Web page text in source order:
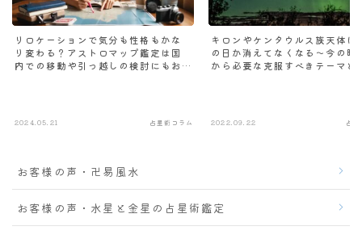
リロケーションで気分も性格もかな
り変わる？アストロマップ鑑定は国
内での移動や引っ越しの検討にもお
2024.05.21 占星術コラム
キロンやケンタウルス族天体は
の日か消えてなくなる～今の時
から必要な克服すべきテーマと
2022.09.22 占
お客様の声・卍易風水
お客様の声・水星と金星の占星術鑑定